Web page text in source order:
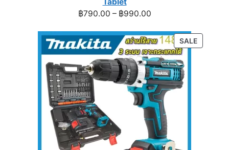
฿790.00 – ฿990.00Price
฿790.00
through
฿990.00
SALE
ON